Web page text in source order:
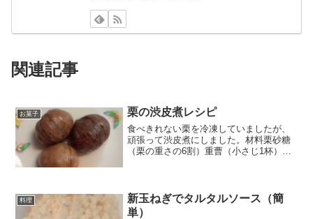
関連記事
お菓子 栗の渋皮煮レシピ
食べきれない栗を冷凍していましたが、
頑張って渋皮煮にしました。材料栗砂糖
（栗の重さの6割）重曹（小さじ1杯）バ
皮の繊維を取る⑧きれ...
料理
新玉ねぎでタルタルソース（簡
単）